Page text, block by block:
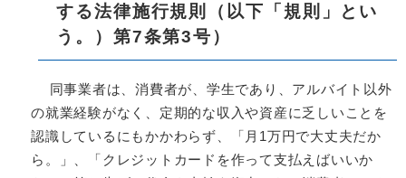
する法律施行規則（以下「規則」とい
う。）第7条第3号）
同事業者は、消費者が、学生であり、アルバイト以外
の就業経験がなく、定期的な収入や資産に乏しいことを
認識しているにもかかわらず、「月1万円で大丈夫だか
ら。」、「クレジットカードを作って支払えばいいか